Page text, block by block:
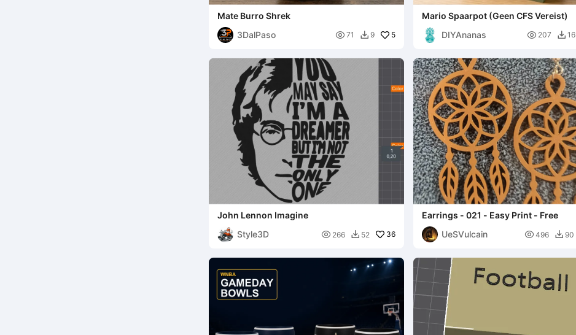
Mate Burro Shrek
3DalPaso
 71  9 5
Mario Spaarpot (Geen CFS Vereist)
DIYAnanas
 207  16
John Lennon Imagine
Style3D
 266  52 36
Earrings - 021 - Easy Print - Free
UeSVulcain
 496  90